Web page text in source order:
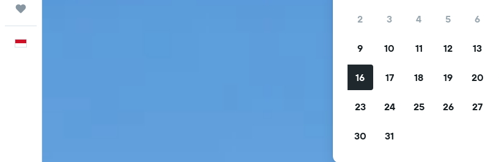
2 3 4 5 6
9 10 11 12 13
16 17 18 19 20
23 24 25 26 27
30 31